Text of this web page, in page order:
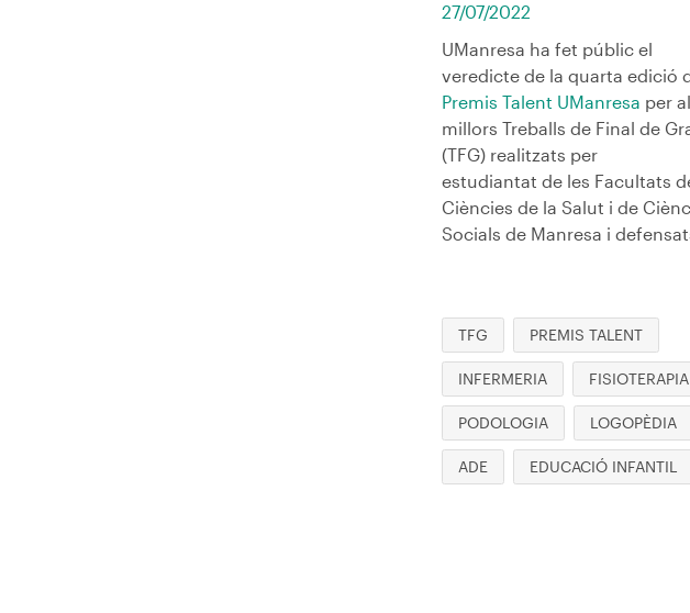
27/07/2022
UManresa ha fet públic el
veredicte de la quarta edició
Premis Talent UManresa per
millors Treballs de Final de
(TFG) realitzats per
estudiantat de les Facultats
Ciències de la Salut i de
Socials de Manresa i
TFG PREMIS TALENT
INFERMERIA FISIOTERAPIA
PODOLOGIA LOGOPÈDIA
ADE EDUCACIÓ INFANTIL